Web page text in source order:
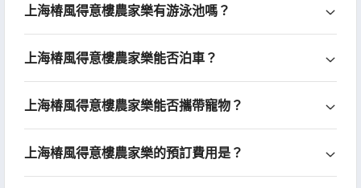
上海椿風得意樓農家樂有游泳池嗎？
上海椿風得意樓農家樂能否泊車？
上海椿風得意樓農家樂能否攜帶寵物？
上海椿風得意樓農家樂的預訂費用是？